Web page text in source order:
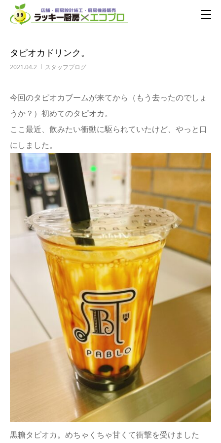
タピオカドリンク。
2021.04.2 スタッフブログ
今回のタピオカブームが来てから（もう去ったのでしょ
うか？）初めてのタピオカ。
ここ最近、飲みたい衝動に駆られていたけど、やっと口
にしました。
黒糖タピオカ。めちゃくちゃ甘くて衝撃を受けました